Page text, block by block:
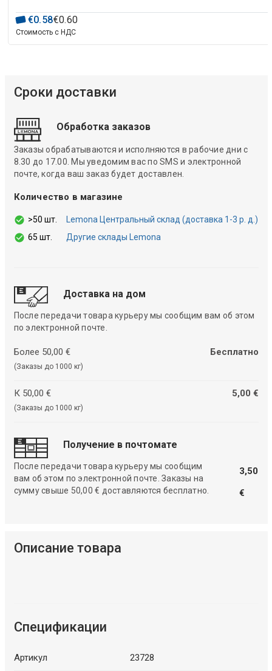
€0.58€0.60
Стоимость с НДС
Сроки доставки
Обработка заказов
Заказы обрабатываются и исполняются в рабочие дни с
8.30 до 17.00. Мы уведомим вас по SMS и электронной
почте, когда ваш заказ будет доставлен.
Количество в магазине
>50 шт.
Lemona Центральный склад (доставка 1-3 р. д.)
65 шт.
Другие склады Lemona
Доставка на дом
После передачи товара курьеру мы сообщим вам об этом
по электронной почте.
Более 50,00 €
(Заказы до 1000 кг)
Бесплатно
К 50,00 €
(Заказы до 1000 кг)
5,00 €
Получение в почтомате
После передачи товара курьеру мы сообщим
вам об этом по электронной почте. Заказы на
сумму свыше 50,00 € доставляются бесплатно.
3,50
€
Описание товара
Спецификации
Артикул 23728